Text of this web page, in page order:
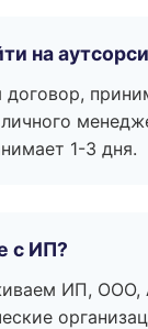
на
договор,
личного
1-3 дня.
с ИП?
ИП, ООО,